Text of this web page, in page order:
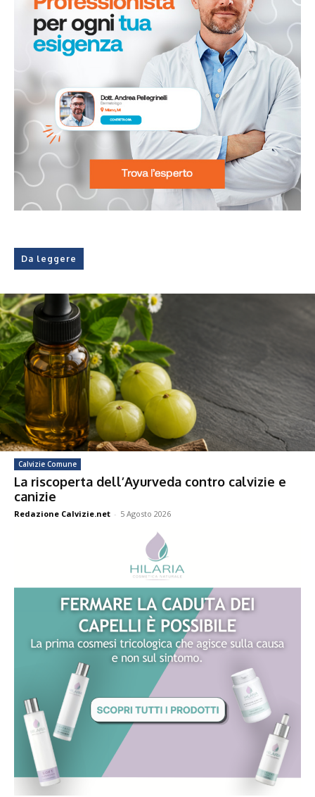
Da leggere
Calvizie Comune
La riscoperta dell’Ayurveda contro calvizie e
canizie
Redazione Calvizie.net - 5 Agosto 2026